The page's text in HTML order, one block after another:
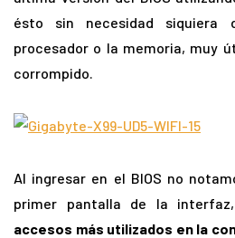
ésto sin necesidad siquiera
procesador o la memoria, muy
corrompido.
Al ingresar en el BIOS no
primer pantalla de la
accesos más utilizados en la